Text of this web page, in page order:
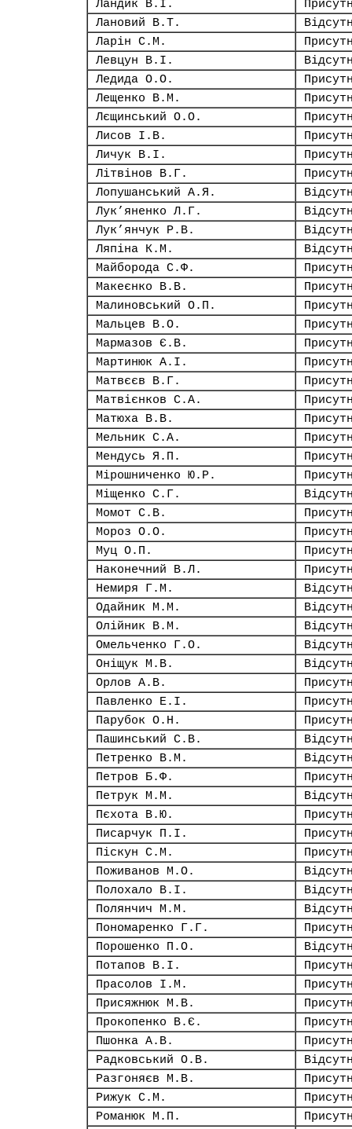
Ландик В.І.
Лановий В.Т.
Ларін С.М.
Левцун В.І.
Ледида О.О.
Лещенко В.М.
Лєщинський О.О.
Лисов І.В.
Личук В.І.
Літвінов В.Г.
Лопушанський А.Я.
Лук’яненко Л.Г.
Лук’янчук Р.В.
Ляпіна К.М.
Майборода С.Ф.
Макеєнко В.В.
Малиновський О.П.
Мальцев В.О.
Мармазов Є.В.
Мартинюк А.І.
Матвєєв В.Г.
Матвієнков С.А.
Матюха В.В.
Мельник С.А.
Мендусь Я.П.
Мірошниченко Ю.Р.
Міщенко С.Г.
Момот С.В.
Мороз О.О.
Муц О.П.
Наконечний В.Л.
Немиря Г.М.
Одайник М.М.
Олійник В.М.
Омельченко Г.О.
Оніщук М.В.
Орлов А.В.
Павленко Е.І.
Парубок О.Н.
Пашинський С.В.
Петренко В.М.
Петров Б.Ф.
Петрук М.М.
Пєхота В.Ю.
Писарчук П.І.
Піскун С.М.
Поживанов М.О.
Полохало В.І.
Полянчич М.М.
Пономаренко Г.Г.
Порошенко П.О.
Потапов В.І.
Прасолов І.М.
Присяжнюк М.В.
Прокопенко В.Є.
Пшонка А.В.
Радковський О.В.
Разгоняєв М.В.
Рижук С.М.
Романюк М.П.